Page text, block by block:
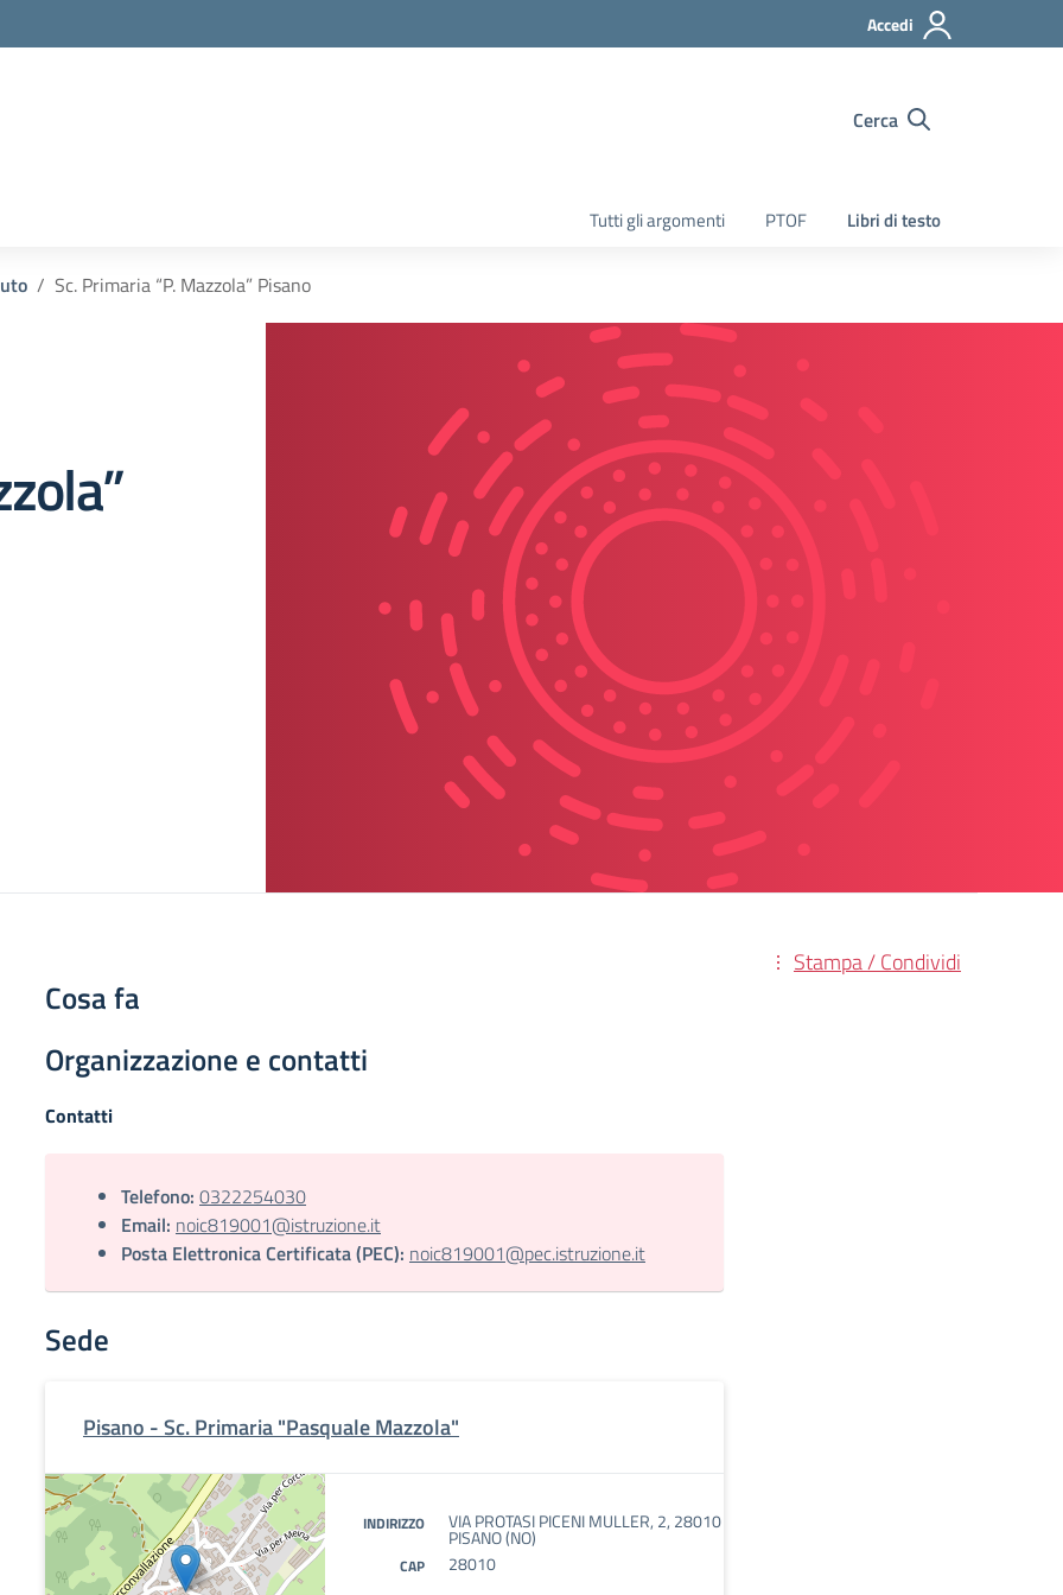
Accedi
Cerca
Tutti gli argomenti PTOF Libri di testo
Sc. Primaria “P. Mazzola” Pisano
Stampa / Condividi
Cosa fa
Organizzazione e contatti
Contatti
Telefono: 0322254030
Email: noic819001@istruzione.it
Posta Elettronica Certificata (PEC): noic819001@pec.istruzione.it
Sede
Pisano - Sc. Primaria "Pasquale Mazzola"
INDIRIZZO VIA PROTASI PICENI MULLER, 2, 28010
PISANO (NO)
CAP 28010